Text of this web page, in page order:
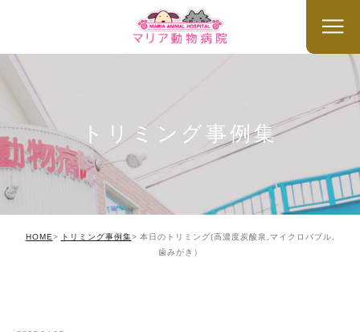
トリミング事例集
HOME トリミング事例集
本日のトリミング(高濃度炭酸泉,マイクロバブル,
歯みがき）